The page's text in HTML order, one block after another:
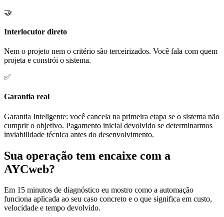
🤝
Interlocutor direto
Nem o projeto nem o critério são terceirizados. Você fala com quem
projeta e constrói o sistema.
✅
Garantia real
Garantia Inteligente: você cancela na primeira etapa se o sistema não
cumprir o objetivo. Pagamento inicial devolvido se determinarmos
inviabilidade técnica antes do desenvolvimento.
Sua operação tem encaixe com a
AYCweb?
Em 15 minutos de diagnóstico eu mostro como a automação
funciona aplicada ao seu caso concreto e o que significa em custo,
velocidade e tempo devolvido.